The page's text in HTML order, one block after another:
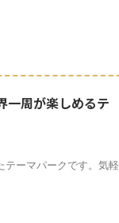
一周が楽しめるテ
テーマパークです。気軽